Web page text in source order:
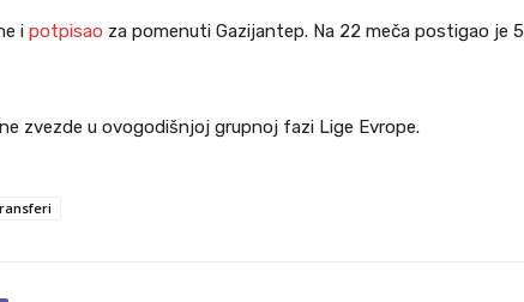
i potpisao za pomenuti Gazijantep. Na 22 meča postigao je 5
zvezde u ovogodišnjoj grupnoj fazi Lige Evrope.